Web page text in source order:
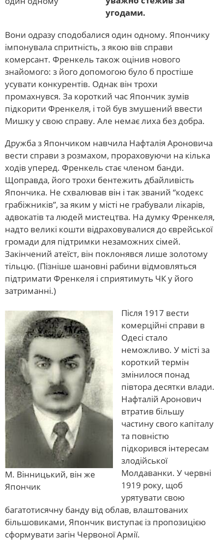
угодами.
Вони одразу сподобалися один одному. Япончику
імпонувала спритність, з якою вів справи
комерсант. Френкель також оцінив нового
знайомого: з його допомогою було б простіше
усувати конкурентів. Однак він трохи
промахнувся. За короткий час Япончик зумів
підкорити Френкеля, і той був змушений ввести
Мишку у свою справу. Але немає лиха без добра.
Дружба з Япончиком навчила Нафталія Ароновича
вести справи з розмахом, прораховуючи на кілька
ходів уперед. Френкель стає членом банди.
Щоправда, його трохи бентежить дбайливість
Япончика. Не схвалював він і так званий “кодекс
грабіжників”, за яким у місті не грабували лікарів,
адвокатів та людей мистецтва. На думку Френкеля,
надто великі кошти відраховувалися до єврейської
громади для підтримки незаможних сімей.
Закінчений атеїст, він поклонявся лише золотому
тільцю. (Пізніше шановні рабини відмовляться
підтримати Френкеля і сприятимуть ЧК у його
затриманні.)
М. Вінницький, він же
Япончик
Після 1917 вести
комерційні справи в
Одесі стало
неможливо. У місті за
короткий термін
змінилося понад
півтора десятки влади.
Нафталій Аронович
втратив більшу
частину свого капіталу
та повністю
підкорився інтересам
злодійської
Молдаванки. У червні
1919 року, щоб
урятувати свою
багатотисячну банду від облав, влаштованих
більшовиками, Япончик виступає із пропозицією
сформувати загін Червоної Армії.